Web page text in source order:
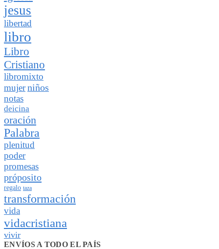
jesus
libertad
libro
Libro
Cristiano
libromixto
mujerniños
notas
deicina
oración
Palabra
plenitud
poder
promesas
próposito
regalo taza
transformación
vida
vidacristiana
vivir
ENVÍOS A TODO EL PAÍS